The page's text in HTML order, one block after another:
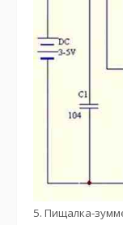
5. Пищалка-